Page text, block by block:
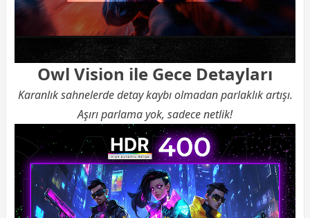
Owl Vision ile Gece Detayları
Karanlık sahnelerde detay kaybı olmadan parlaklık artışı.
Aşırı parlama yok, sadece netlik!